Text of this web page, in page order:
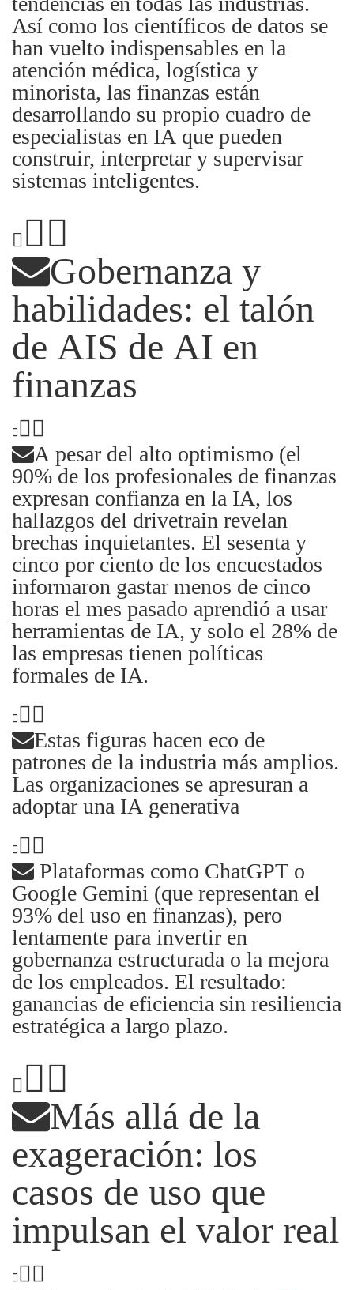
Así como los científicos de datos se
han vuelto indispensables en la
atención médica, logística y
minorista, las finanzas están
desarrollando su propio cuadro de
especialistas en IA que pueden
construir, interpretar y supervisar
sistemas inteligentes.
Gobernanza y
habilidades: el talón
de AIS de AI en
finanzas
A pesar del alto optimismo (el
90% de los profesionales de finanzas
expresan confianza en la IA, los
hallazgos del drivetrain revelan
brechas inquietantes. El sesenta y
cinco por ciento de los encuestados
informaron gastar menos de cinco
horas el mes pasado aprendió a usar
herramientas de IA, y solo el 28% de
las empresas tienen políticas
formales de IA.
Estas figuras hacen eco de
patrones de la industria más amplios.
Las organizaciones se apresuran a
adoptar una IA generativa
Plataformas como ChatGPT o
Google Gemini (que representan el
93% del uso en finanzas), pero
lentamente para invertir en
gobernanza estructurada o la mejora
de los empleados. El resultado:
ganancias de eficiencia sin resiliencia
estratégica a largo plazo.
Más allá de la
exageración: los
casos de uso que
impulsan el valor real